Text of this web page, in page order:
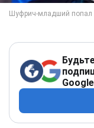
Google